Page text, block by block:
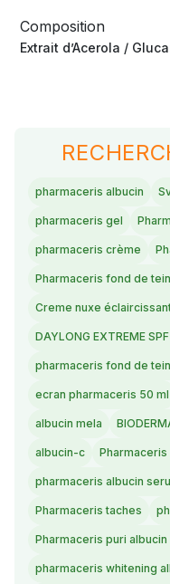
Composition
Extrait d’Acerola /
pharmaceris albucin
pharmaceris gel
pharmaceris crème
Pharmaceris fond de
Creme nuxe
DAYLONG EXTREME
pharmaceris fond de
ecran pharmaceris 50 ml
albucin mela
albucin-c
pharmaceris albucin
Pharmaceris taches
Pharmaceris puri
pharmaceris whitening